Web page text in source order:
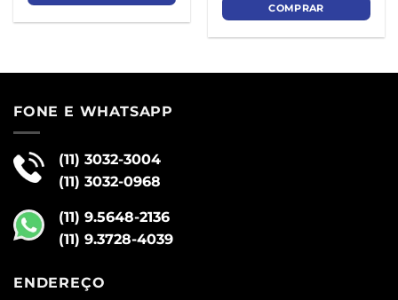
COMPRAR
FONE E WHATSAPP
(11) 3032-3004
(11) 3032-0968
(11) 9.5648-2136
(11) 9.3728-4039
ENDEREÇO